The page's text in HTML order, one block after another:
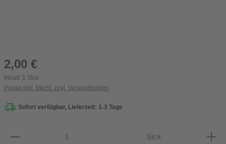
Regulärer Preis:
2,00 €
Inhalt: 1 Stck
Preise inkl. MwSt. zzgl. Versandkosten
Sofort verfügbar, Lieferzeit: 1-3 Tage
Produkt Anzahl: Gib den gewünschten Wert ein oder
Stck